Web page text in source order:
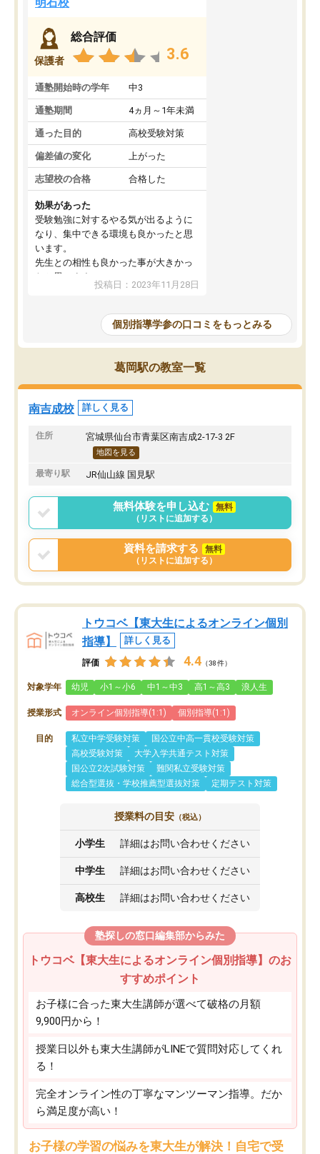
保護者
総合評価
3.6
通塾開始時の学年 中3
通塾期間 4ヵ月～1年未満
通った目的 高校受験対策
偏差値の変化 上がった
志望校の合格 合格した
効果があった
受験勉強に対するやる気が出るように
なり、集中できる環境も良かったと思
います。
先生との相性も良かった事が大きかっ
たと思います。
投稿日：2023年11月28日
個別指導学参の口コミをもっとみる
葛岡駅の教室一覧
南吉成校 詳しく見る
住所 宮城県仙台市青葉区南吉成2-17-3 2F
地図を見る
最寄り駅 JR仙山線 国見駅
無料体験を申し込む
無料
（リストに追加する）
資料を請求する
無料
（リストに追加する）
トウコベ【東大生によるオンライン個別
指導】
詳しく見る
評価 4.4 （38件）
対象学年 幼児 小1～小6 中1～中3 高1～高3 浪人生
授業形式 オンライン個別指導(1:1) 個別指導(1:1)
目的 私立中学受験対策
国公立中高一貫校受験対策
高校受験対策
大学入学共通テスト対策
国公立2次試験対策
難関私立受験対策
総合型選抜・学校推薦型選抜対策
定期テスト対策
授業料の目安 （税込）
小学生 詳細はお問い合わせください
中学生 詳細はお問い合わせください
高校生 詳細はお問い合わせください
塾探しの窓口編集部からみた
トウコベ【東大生によるオンライン個別指導】のお
すすめポイント
お子様に合った東大生講師が選べて破格の月額
9,900円から！
授業日以外も東大生講師がLINEで質問対応してくれ
る！
完全オンライン性の丁寧なマンツーマン指導。だか
ら満足度が高い！
お子様の学習の悩みを東大生が解決！自宅で受